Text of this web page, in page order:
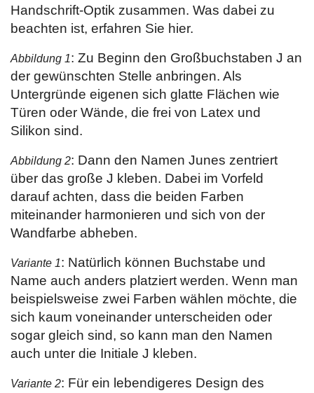
Handschrift-Optik zusammen. Was dabei zu
beachten ist, erfahren Sie hier.
Abbildung 1: Zu Beginn den Großbuchstaben J an
der gewünschten Stelle anbringen. Als
Untergründe eigenen sich glatte Flächen wie
Türen oder Wände, die frei von Latex und
Silikon sind.
Abbildung 2: Dann den Namen Junes zentriert
über das große J kleben. Dabei im Vorfeld
darauf achten, dass die beiden Farben
miteinander harmonieren und sich von der
Wandfarbe abheben.
Variante 1: Natürlich können Buchstabe und
Name auch anders platziert werden. Wenn man
beispielsweise zwei Farben wählen möchte, die
sich kaum voneinander unterscheiden oder
sogar gleich sind, so kann man den Namen
auch unter die Initiale J kleben.
Variante 2: Für ein lebendigeres Design des